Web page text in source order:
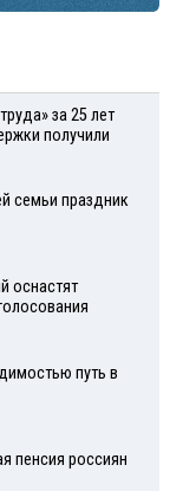
за 25 лет
получили
семьи праздник
оснастят
путь в
пенсия россиян